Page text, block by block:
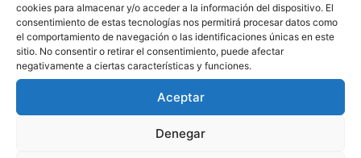
cookies para almacenar y/o acceder a la información del dispositivo. El
consentimiento de estas tecnologías nos permitirá procesar datos como
el comportamiento de navegación o las identificaciones únicas en este
sitio. No consentir o retirar el consentimiento, puede afectar
negativamente a ciertas características y funciones.
Aceptar
Denegar
Jugador
Puntuación
Jugador
Promedio Goles
Porteros